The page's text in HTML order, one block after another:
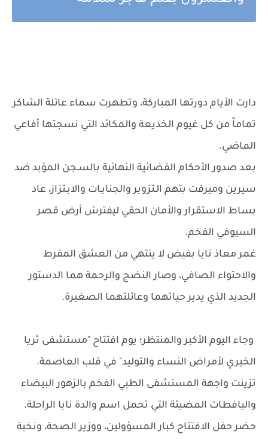
دارت الأيام دورتها المباركة، وتطهرت سماء عائلة الشاكر
تماماً من كل غيوم الخديعة والمكائد التي نسجتها أفاعي
الماضي.
بعد صدور الأحكام القضائية النهائية بالسـجن المؤبد ضد
سيرين وميرفت بتهم الـتزوير والجنايـات والابـتزاز، عاد
بساط الاستقرار والأمان الحقي ليفترش أرض قصر
السيوفي الفخم.
غمر معاذ نايا بفيض لا ينتهي من العشق المفرط
والاحتواء الصافي، وصار النضج والرحمة هما الدستور
الجديد الذي يدير حياتهما وعائلتهما الصغيرة.
وجاء اليوم الأكبر والمنتظر؛ يوم افتتاح "مستشفى ثريا
الخيري لأمراض النساء والتوليد" في قلب العاصمة.
تزينت واجهة المستشفى الطبي الفخم بالزهور البيضاء
واليافطات المضيئة التي تحمل اسم والدة نايا الراحلة.
حضر حفل الافتتاح كبار المسؤولين، ووزير الصحة، ونخبة